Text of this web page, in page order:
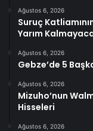
Ağustos 6, 2026
Suruç
Yarım
Ağustos 6, 2026
Gebze’de 5
Ağustos 6, 2026
Mizuho’nun
Hisseleri
Ağustos 6, 2026